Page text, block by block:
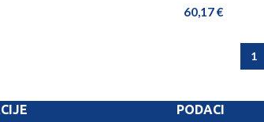
60,17€
1
PODACI